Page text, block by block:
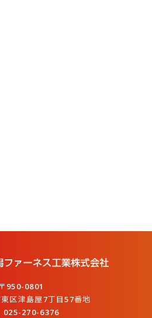
〒950-0801
区津島屋7丁目57番地
025-270-6376